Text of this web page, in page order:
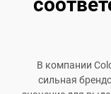
В компании
сильная